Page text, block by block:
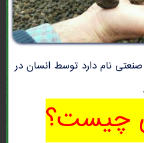
نام دارد توسط انسان در
چیست؟